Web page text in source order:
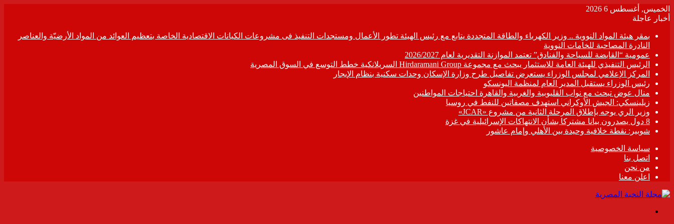
الخميس, أغسطس 6 2026
أخبار عاجلة
بمقر هيئة المواد النووية .. وزير الكهرباء والطاقة المتجددة يتابع مع رئيس الهيئة تطور الأعمال ومستجدات التنفيذ فى مشروعات الكيانات الاقتصادية الخاصة بتعظيم العوائد من المواد الأرضيّة والعناصر
النادرة المصاحبة للخامات النووية
عمومية “القابضة للسياحة والفنادق” تعتمد الموازنة التقديرية لعام 2026/2027
الرئيس التنفيذي للهيئة العامة للاستثمار يبحث مع مجموعة Hirdaramani Group السريلانكية خطط التوسع في السوق المصرية
المركز الإعلامي لمجلس الوزراء يستعرض تفاصيل طرح وزارة الإسكان وحدات سكنية بنظام الإيجار
رئيس الوزراء يستقبل المدير العام لمنظمة اليونسكو
منال عوض تبحث مع نواب القليوبية والغربية والقاهرة احتياجات المواطنين
زيلينسكي: الجيش الأوكراني استهدف مصفاتين للنفط في روسيا
وزير الري يوجه بإطلاق المرحلة الثانية من مشروع «JCAR»
8 دول يصدرون بيانا مشتركا بشأن الانتهاكات الإسرائيلية في غزة
شوبير: نقطة خلافية وحيدة بين الأهلي وإمام عاشور
سياسة الخصوصية
اتصل بنا
من نحن
اعلن معنا